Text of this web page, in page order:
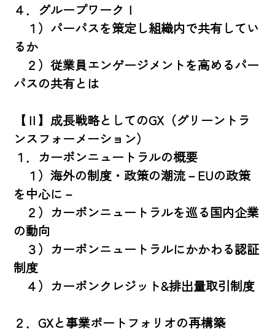
４．グループワークⅠ
１）パーパスを策定し組織内で共有してい
るか
２）従業員エンゲージメントを高めるパー
パスの共有とは
【Ⅱ】成長戦略としてのGX（グリーントラ
ンスフォーメーション）
１．カーボンニュートラルの概要
１）海外の制度・政策の潮流－EUの政策
を中心に－
２）カーボンニュートラルを巡る国内企業
の動向
３）カーボンニュートラルにかかわる認証
制度
４）カーボンクレジット&排出量取引制度
２．GXと事業ポートフォリオの再構築